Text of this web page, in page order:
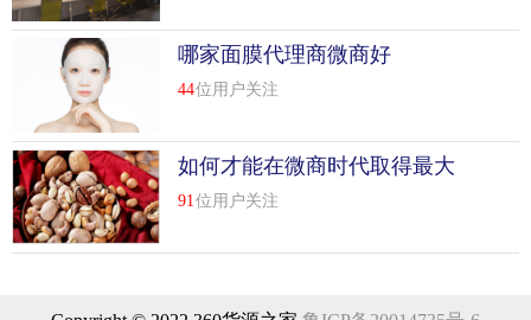
白色底图，200px*200px，5m以内，png或jpg格式
慈善组织登记证书
彩色扫描件，加水印“支付宝公益平台认证使用”，5m以内，
png或jpg格式
公开募捐资格证书（公募机构必填）
哪家面膜代理商微商好
44位用户关注
如何才能在微商时代取得最大
收益
91 位用户关注